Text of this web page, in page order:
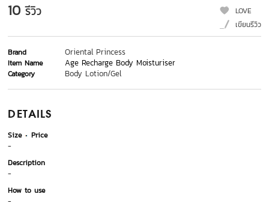
10 รีวิว
LOVE
เขียนรีวิว
Brand Oriental Princess
Item Name Age Recharge Body Moisturiser
Category Body Lotion/Gel
DETAILS
Size
Price
-
Description
-
How to use
-